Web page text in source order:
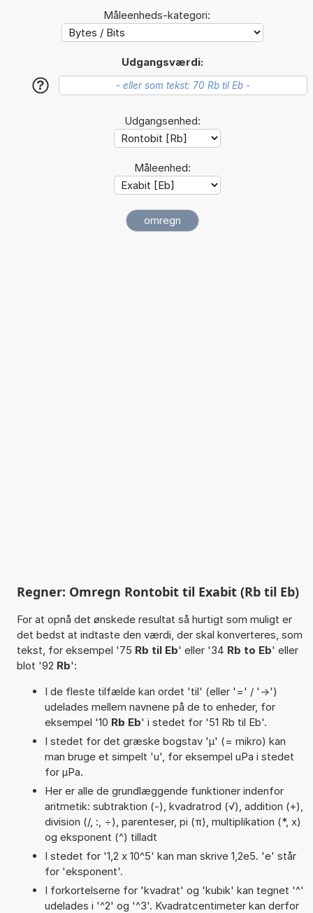
Måleenheds-kategori:
Udgangsværdi:
?
Udgangsenhed:
Måleenhed:
Regner: Omregn Rontobit til Exabit (Rb til Eb)
For at opnå det ønskede resultat så hurtigt som muligt er
det bedst at indtaste den værdi, der skal konverteres, som
tekst, for eksempel '75 Rb til Eb' eller '34 Rb to Eb' eller
blot '92 Rb':
I de fleste tilfælde kan ordet 'til' (eller '=' / '->')
udelades mellem navnene på de to enheder, for
eksempel '10 Rb Eb' i stedet for '51 Rb til Eb'.
I stedet for det græske bogstav 'µ' (= mikro) kan
man bruge et simpelt 'u', for eksempel uPa i stedet
for µPa.
Her er alle de grundlæggende funktioner indenfor
aritmetik: subtraktion (-), kvadratrod (√), addition (+),
division (/, :, ÷), parenteser, pi (π), multiplikation (*, x)
og eksponent (^) tilladt
I stedet for '1,2 x 10^5' kan man skrive 1,2e5. 'e' står
for 'eksponent'.
I forkortelserne for 'kvadrat' og 'kubik' kan tegnet '^'
udelades i '^2' og '^3'. Kvadratcentimeter kan derfor